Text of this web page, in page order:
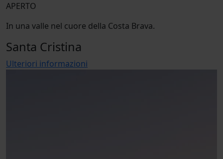
APERTO
In una valle nel cuore della Costa Brava.
Santa Cristina
Ulteriori informazioni